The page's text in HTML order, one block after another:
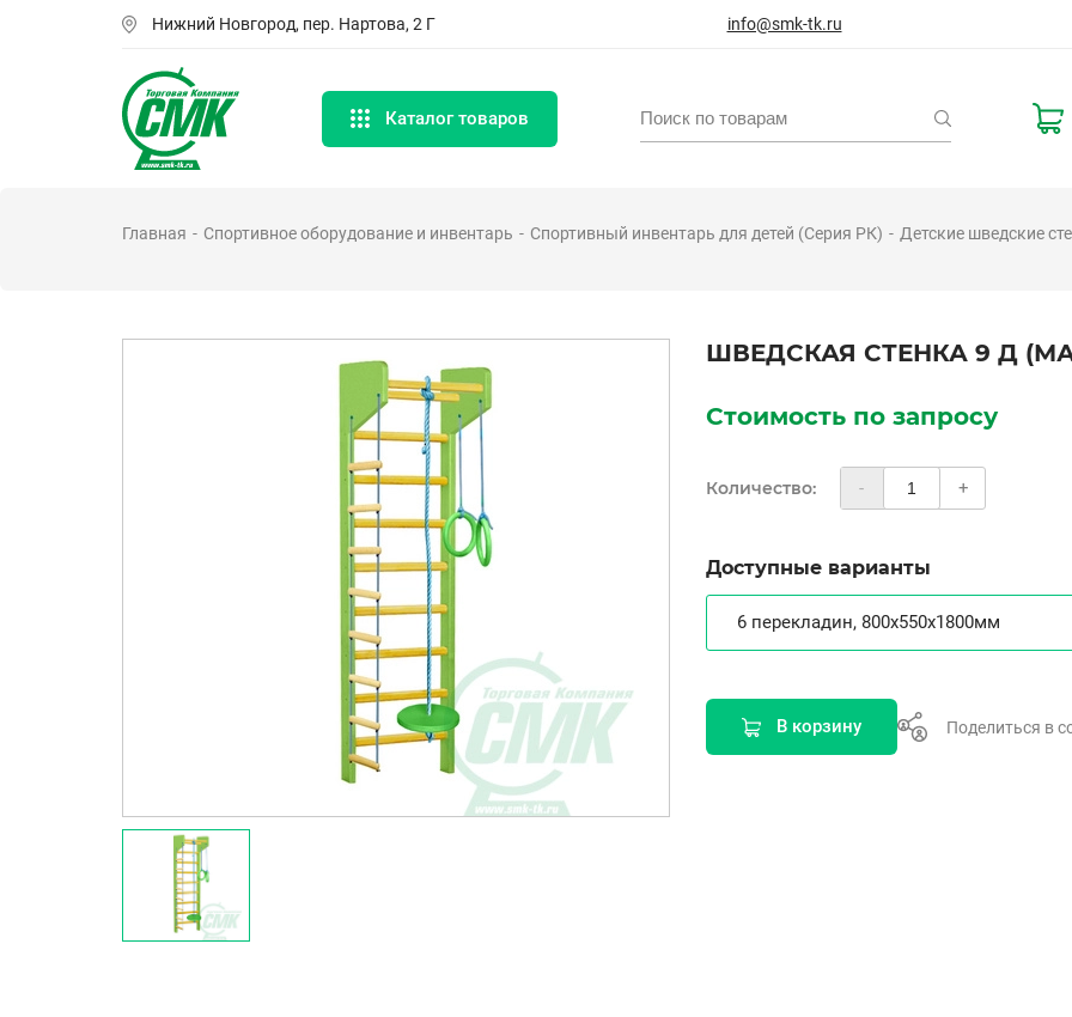
Нижний Новгород, пер. Нартова, 2 Г info@smk-tk.ru
Каталог товаров
Главная Спортивное оборудование и инвентарь Спортивный инвентарь для детей (Серия РК) Детские шведские
ШВЕДСКАЯ СТЕНКА 9 Д
Стоимость по запросу
Количество: - +
Доступные варианты
6 перекладин, 800х550х1800мм
В корзину Поделиться в